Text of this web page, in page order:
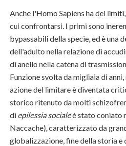
Anche l'Homo Sapiens ha dei
cui confrontarsi. I primi sono
bypassabili della specie, ed è una
dell'adulto nella relazione di
di anello nella catena di
Funzione svolta da migliaia di
azione del limitare è diventata
storico ritenuto da molti
di epilessia socialeè stato coniato
Naccache), caratterizzato da
globalizzazione, fine della storia e